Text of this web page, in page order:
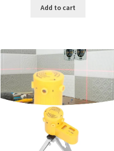
Add to cart